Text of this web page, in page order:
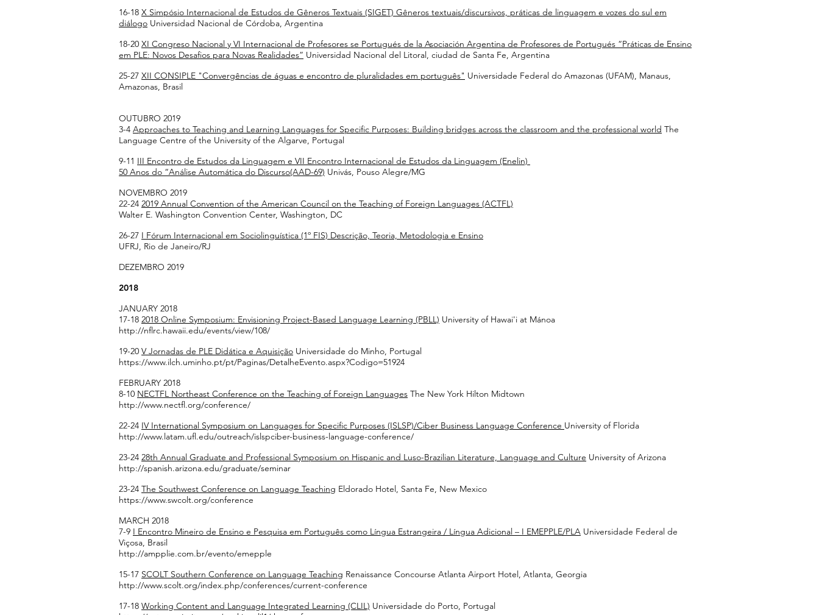
16-18 X Simpósio Internacional de Estudos de Gêneros Textuais (SIGET) Gêneros textuais/discursivos, práticas de linguagem e vozes do sul em
diálogo Universidad Nacional de Córdoba, Argentina
18-20 XI Congreso Nacional y VI Internacional de Profesores se Portugués de la Asociación Argentina de Profesores de Portugués “Práticas de Ensino
em PLE: Novos Desafios para Novas Realidades” Universidad Nacional del Litoral, ciudad de Santa Fe, Argentina
25-27 XII CONSIPLE "Convergências de águas e encontro de pluralidades em português" Universidade Federal do Amazonas (UFAM), Manaus,
Amazonas, Brasil
OUTUBRO 2019
3-4 Approaches to Teaching and Learning Languages for Specific Purposes: Building bridges across the classroom and the professional world The
Language Centre of the University of the Algarve, Portugal
9-11 III Encontro de Estudos da Linguagem e VII Encontro Internacional de Estudos da Linguagem (Enelin)
50 Anos do “Análise Automática do Discurso(AAD-69) Univás, Pouso Alegre/MG
NOVEMBRO 2019
22-24 2019 Annual Convention of the American Council on the Teaching of Foreign Languages (ACTFL)
Walter E. Washington Convention Center, Washington, DC
26-27 I Fórum Internacional em Sociolinguística (1º FIS) Descrição, Teoria, Metodologia e Ensino
UFRJ, Rio de Janeiro/RJ
DEZEMBRO 2019
2018
JANUARY 2018
17-18 2018 Online Symposium: Envisioning Project-Based Language Learning (PBLL) University of Hawai'i at Mánoa
http://nflrc.hawaii.edu/events/view/108/
19-20 V Jornadas de PLE Didática e Aquisição Universidade do Minho, Portugal
https://www.ilch.uminho.pt/pt/Paginas/DetalheEvento.aspx?Codigo=51924
FEBRUARY 2018
8-10 NECTFL Northeast Conference on the Teaching of Foreign Languages The New York Hilton Midtown
http://www.nectfl.org/conference/
22-24 IV International Symposium on Languages for Specific Purposes (ISLSP)/Ciber Business Language Conference University of Florida
http://www.latam.ufl.edu/outreach/islspciber-business-language-conference/
23-24 28th Annual Graduate and Professional Symposium on Hispanic and Luso-Brazilian Literature, Language and Culture University of Arizona
http://spanish.arizona.edu/graduate/seminar
23-24 The Southwest Conference on Language Teaching Eldorado Hotel, Santa Fe, New Mexico
https://www.swcolt.org/conference
MARCH 2018
7-9 I Encontro Mineiro de Ensino e Pesquisa em Português como Língua Estrangeira / Língua Adicional – I EMEPPLE/PLA Universidade Federal de
Viçosa, Brasil
http://ampplie.com.br/evento/emepple
15-17 SCOLT Southern Conference on Language Teaching Renaissance Concourse Atlanta Airport Hotel, Atlanta, Georgia
http://www.scolt.org/index.php/conferences/current-conference
17-18 Working Content and Language Integrated Learning (CLIL) Universidade do Porto, Portugal